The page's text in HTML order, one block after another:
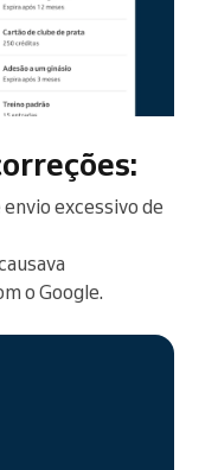
excessivo de
o Google.